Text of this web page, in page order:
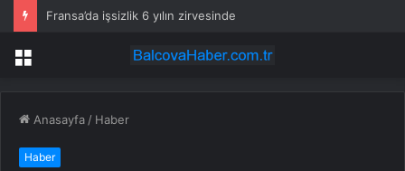
Fransa’da işsizlik 6 yılın zirvesinde
Menü
Anasayfa / Haber
Haber